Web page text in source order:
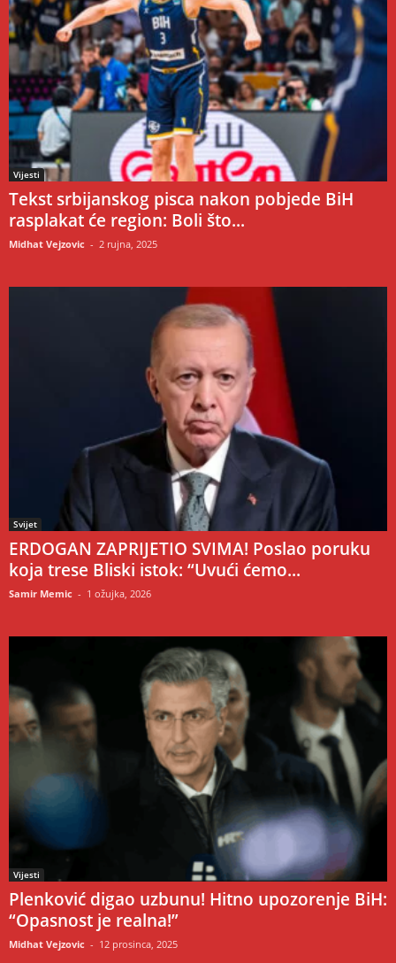
Vijesti
Tekst srbijanskog pisca nakon pobjede BiH
rasplakat će region: Boli što...
Midhat Vejzovic - 2 rujna, 2025
Svijet
ERDOGAN ZAPRIJETIO SVIMA! Poslao poruku
koja trese Bliski istok: “Uvući ćemo...
Samir Memic - 1 ožujka, 2026
Vijesti
Plenković digao uzbunu! Hitno upozorenje BiH:
“Opasnost je realna!”
Midhat Vejzovic - 12 prosinca, 2025